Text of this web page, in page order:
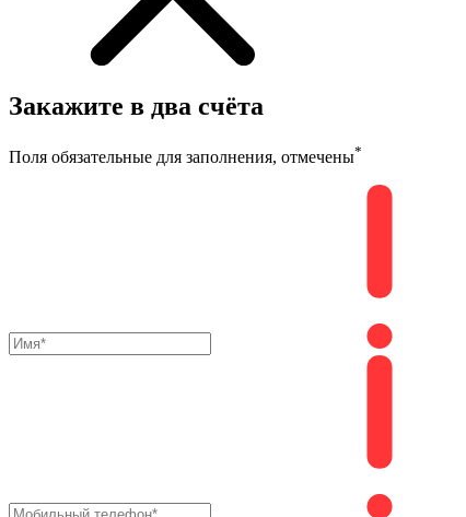
Закажите в два счёта
Поля обязательные для заполнения, отмечены*